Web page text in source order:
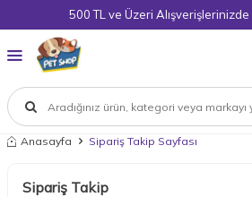
500 TL ve Üzeri Alışverişlerinizde
Anasayfa Sipariş Takip Sayfası
Sipariş Takip